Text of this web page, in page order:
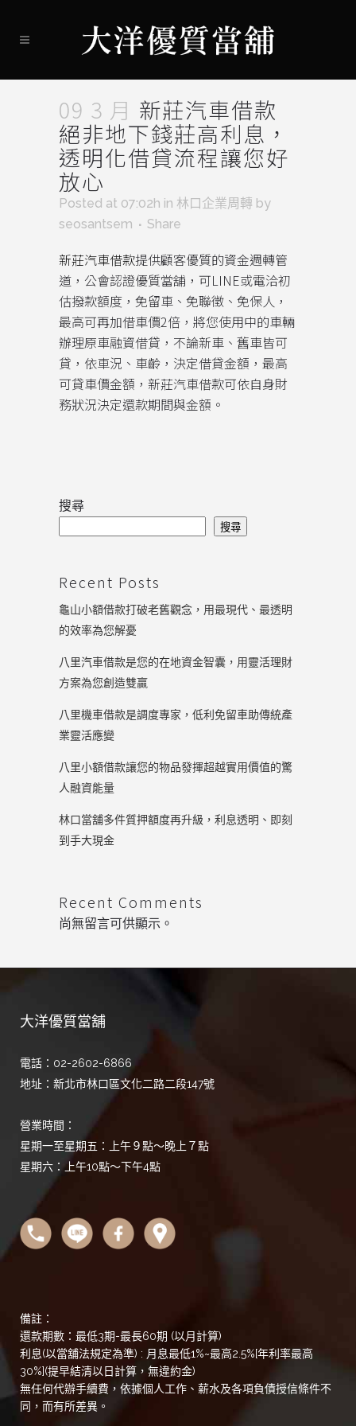
09 3 月 新莊汽車借款
絕非地下錢莊高利息，
透明化借貸流程讓您好
放心
Posted at 07:02h in 林口企業周轉 by
seosantsem
Share
新莊汽車借款提供顧客優質的資金週轉管
道，公會認證優質當舖，可LINE或電洽初
估撥款額度，免留車、免聯徵、免保人，
最高可再加借車價2倍，將您使用中的車輛
辦理原車融資借貸，不論新車、舊車皆可
貸，依車況、車齡，決定借貸金額，最高
可貸車價金額，新莊汽車借款可依自身財
務狀況決定還款期間與金額。
搜尋
搜尋
Recent Posts
龜山小額借款打破老舊觀念，用最現代、最透明
的效率為您解憂
八里汽車借款是您的在地資金智囊，用靈活理財
方案為您創造雙贏
八里機車借款是調度專家，低利免留車助傳統產
業靈活應變
八里小額借款讓您的物品發揮超越實用價值的驚
人融資能量
林口當舖多件質押額度再升級，利息透明、即刻
到手大現金
Recent Comments
尚無留言可供顯示。
大洋優質當舖
電話：02-2602-6866
地址：新北市林口區文化二路二段147號
營業時間：
星期一至星期五：上午９點～晚上７點
星期六：上午10點～下午4點
備註：
還款期數：最低3期-最長60期 (以月計算)
利息(以當舖法規定為準) : 月息最低1%~最高2.5%[年利率最高
30%](提早結清以日計算，無違約金)
無任何代辦手續費，依據個人工作、薪水及各項負債授信條件不
同，而有所差異。